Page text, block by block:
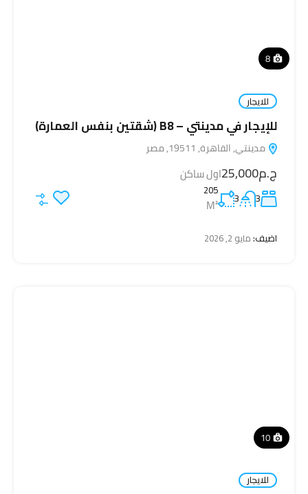
8
للايجار
للإيجار في مدينتي – B8 (شقتين بنفس العمارة)
مدينتي, القاهرة, 19511, مصر
ج.م25,000 اول ساكن
3
3
205
M²
اضيف:مايو 2, 2026
10
للايجار